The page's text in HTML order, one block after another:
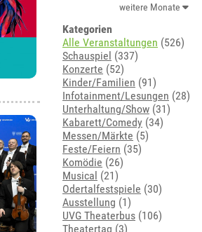
weitere Monate
Kategorien
Alle Veranstaltungen (526)
Schauspiel (337)
Konzerte (52)
Kinder/Familien (91)
Infotainment/Lesungen (28)
Unterhaltung/Show (31)
Kabarett/Comedy (34)
Messen/Märkte (5)
Feste/Feiern (35)
Komödie (26)
Musical (21)
Odertalfestspiele (30)
Ausstellung (1)
UVG Theaterbus (106)
Theatertag (3)